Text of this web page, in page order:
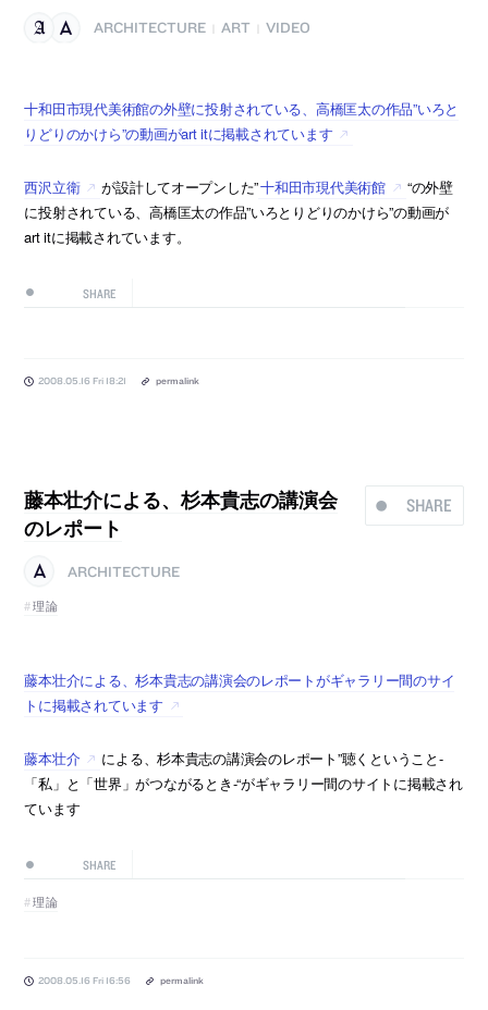
ARCHITECTURE ART VIDEO
十和田市現代美術館の外壁に投射されている、高橋匡太の作品”いろと
りどりのかけら”の動画がart itに掲載されています
西沢立衛 が設計してオープンした”十和田市現代美術館
“の外壁
に投射されている、高橋匡太の作品”いろとりどりのかけら”の動画が
art itに掲載されています。
SHARE
2008.05.16 Fri 18:21 permalink
SHARE
藤本壮介による、杉本貴志の講演会
のレポート
ARCHITECTURE
理論
藤本壮介による、杉本貴志の講演会のレポートがギャラリー間のサイ
トに掲載されています
藤本壮介
による、杉本貴志の講演会のレポート”聴くということ-
「私」と「世界」がつながるとき-“がギャラリー間のサイトに掲載され
ています
SHARE
理論
2008.05.16 Fri 16:56 permalink